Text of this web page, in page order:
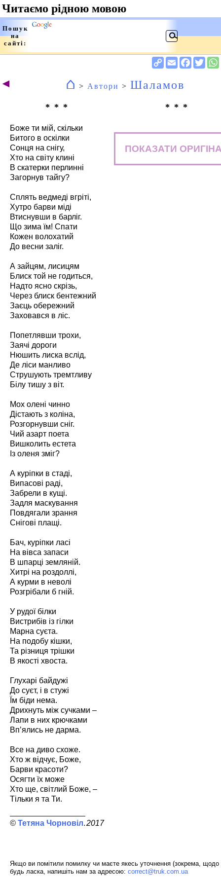
◄ ⌂ > Автори > Шаламов
* * *
Боже ти мій, скільки
Битого в оскілки
Сонця на снігу,
Хто на світу клині
В скатерки перлинні
Загорнув тайгу?
Сплять ведмеді вгріті,
Хутро барви міді
Втиснувши в барліг.
Що зима їм! Спати
Кожен волохатий
До весни заліг.
А зайцям, лисицям
Блиск той не годиться,
Надто ясно скрізь,
Через блиск бентежний
Заєць обережний
Заховався в ліс.
Попетлявши трохи,
Заячі дороги
Нюшить лиска вслід,
Де ліси манливо
Струшують тремтливу
Білу тишу з віт.
Мох олені чинно
Дістають з коліна,
Розгорнувши сніг.
Чий азарт поета
Вишколить естета
Із оленя зміг?
А куріпки в стаді,
Випасові раді,
Забрели в кущі.
Задля маскування
Повдягали зрання
Снігові плащі.
Бач, куріпки ласі
На вівса запаси
В шпарці земляній.
Хитрі на роздоллі,
А курми в неволі
Розгрібали б гній.
У рудої білки
Вистрибів із гілки
Марна суєта.
На подобу кішки,
Та різниця трішки
В якості хвоста.
Глухарі байдужі
До суєт, і в стужі
Їм біди нема.
Дрихнуть між сучками –
Лапи в них крючками
Вп’ялись не дарма.
Все на диво схоже.
Хто ж відчує, Боже,
Барви красоти?
Осягти їх може
Хто ще, світлий Боже, –
Тільки я та Ти.
Тетяна Чорновіл 2017
* * *
ПОКАЗАТИ
Якщо ви помітили помилку чи маєте якесь уточнення (зокрема, щодо
будь ласка, напишіть нам за адресою: correct@truk.com.ua